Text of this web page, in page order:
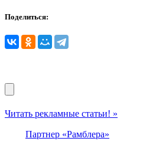
Поделиться:
Читать рекламные статьи! »
Партнер «Рамблера»